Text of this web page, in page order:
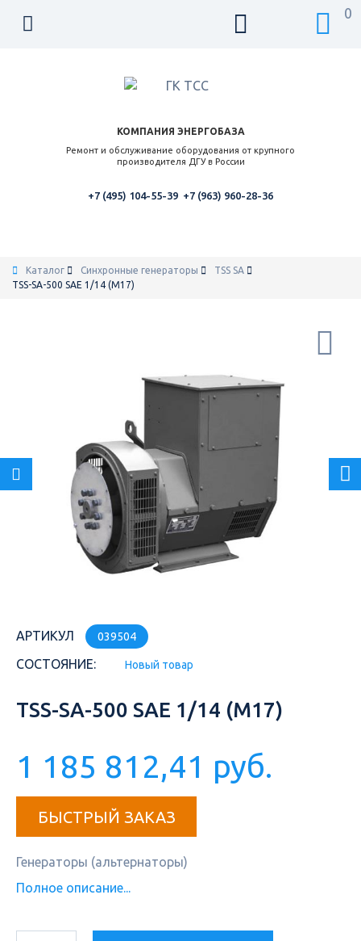
КОМПАНИЯ ЭНЕРГОБАЗА
Ремонт и обслуживание оборудования от крупного
производителя ДГУ в России
0
+7 (495) 104-55-39 +7 (963) 960-28-36
Каталог Синхронные генераторы
TSS SA
TSS-SA-500 SAE 1/14 (М17)
АРТИКУЛ 039504
СОСТОЯНИЕ: Новый товар
TSS-SA-500 SAE 1/14 (М17)
1 185 812,41 руб.
БЫСТРЫЙ ЗАКАЗ
Генераторы (альтернаторы)
Полное описание...